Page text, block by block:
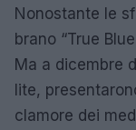
Nonostante le
brano “True
Ma a dicembre
lite,
clamore dei